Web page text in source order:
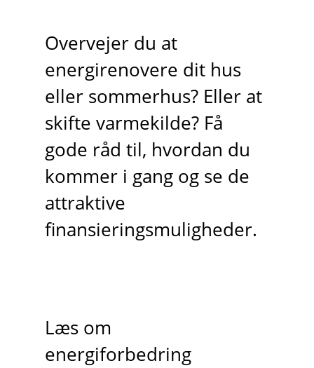
Overvejer du at
energirenovere dit hus
eller sommerhus? Eller at
skifte varmekilde? Få
gode råd til, hvordan du
kommer i gang og se de
attraktive
finansieringsmuligheder.
Læs om
energiforbedring